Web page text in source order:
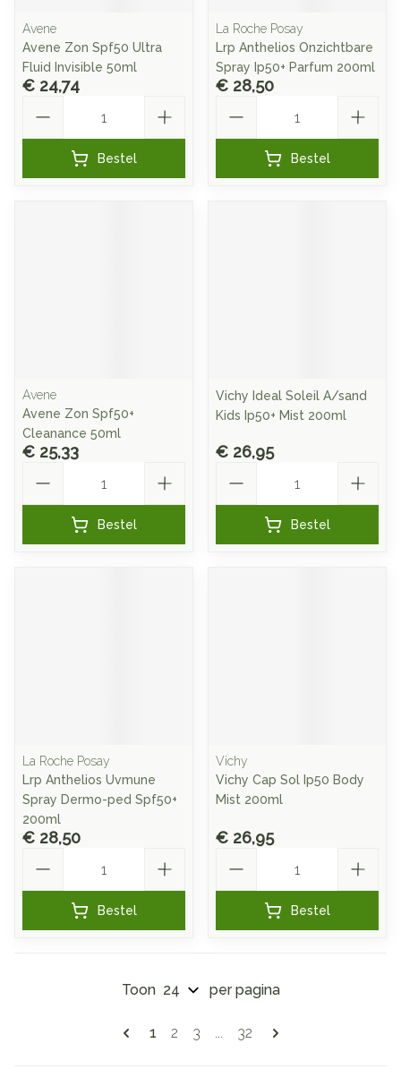
Avene
Avene Zon Spf50 Ultra
Fluid Invisible 50ml
€ 24,74
Bestel
La Roche Posay
Lrp Anthelios Onzichtbare
Spray Ip50+ Parfum 200ml
€ 28,50
Bestel
Avene
Avene Zon Spf50+
Cleanance 50ml
€ 25,33
Bestel
Vichy Ideal Soleil A/sand
Kids Ip50+ Mist 200ml
€ 26,95
Bestel
La Roche Posay
Lrp Anthelios Uvmune
Spray Dermo-ped Spf50+
200ml
€ 28,50
Bestel
Vichy
Vichy Cap Sol Ip50 Body
Mist 200ml
€ 26,95
Bestel
Pagina's
U lees momenteel pagina
1 Pagina
2 Pagina
3 ... Pagina
32
Toon per pagina